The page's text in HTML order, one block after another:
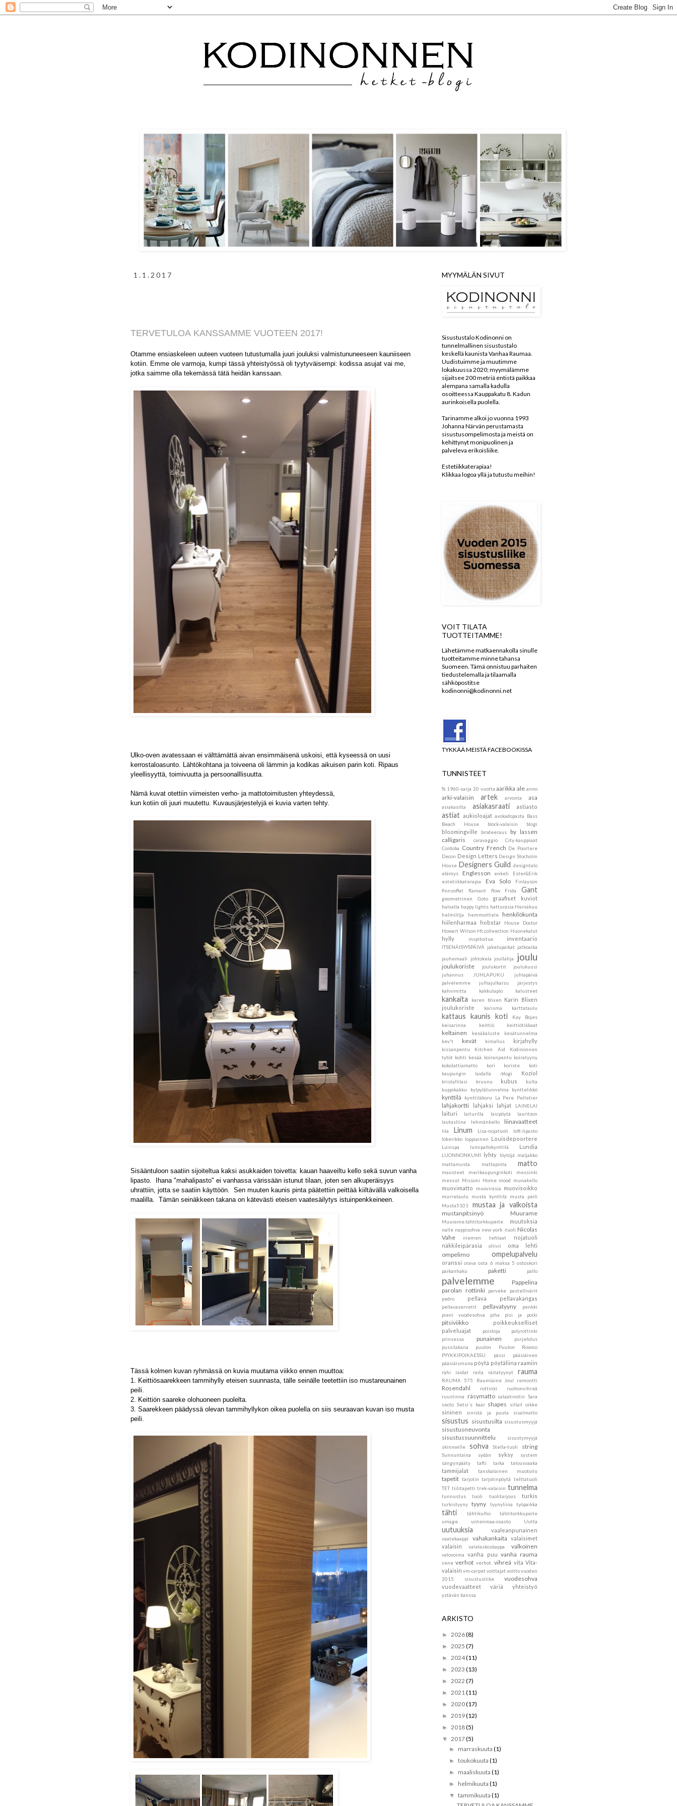
1.1.2017
TERVETULOA KANSSAMME VUOTEEN 2017!
Otamme ensiaskeleen uuteen vuoteen tutustumallajuuri jouluksi valmistununeeseen kauniiseen
kotiin. Emme ole varmoja, kumpi tässä yhteistyössä oli tyytyväisempi: kodissa asujat vai me,
jotka saimme olla tekemässä tätä heidän kanssaan.
Ulko-oven avatessaan ei välttämättä aivan ensimmäisenä uskoisi, että kyseessä on uusi
kerrostaloasunto. Lähtökohtana ja toiveena oli lämmin ja kodikas aikuisen parin koti. Ripaus
yleellisyyttä, toimivuutta ja persoonalllisuutta.
Nämä kuvat otettiin viimeisten verho- ja mattotoimitusten yhteydessä,
kun kotiin oli juuri muutettu. Kuvausjärjestelyjä ei kuvia varten tehty.
Sisääntuloon saatiin sijoiteltua kaksi asukkaiden toivetta: kauan haaveiltu kello sekä suvun vanha
lipasto. Ihana "mahalipasto" ei vanhassa värissään istunut tilaan, joten sen alkuperäisyys
uhrattiin, jotta se saatiin käyttöön. Sen muuten kaunis pinta päätettiin peittää kiiltävällä valkoisella
maalilla. Tämän seinäkkeen takana on kätevästi eteisen vaatesäilytys istuinpenkkeineen.
Tässä kolmen kuvan ryhmässä on kuvia muutama viikko ennen muuttoa:
1. Keittiösaarekkeen tammihylly eteisen suunnasta, tälle seinälle teetettiin iso mustareunainen
peili.
2. Keittiön saareke olohuoneen puolelta.
3. Saarekkeen päädyssä olevan tammihyllykon oikea puolella on siis seuraavan kuvan iso musta
peili.
MYYMÄLÄN SIVUT
Sisustustalo Kodinonni on
tunnelmallinen sisustustalo
keskellä kaunista Vanhaa Raumaa.
Uudistuimme ja muutimme
lokakuussa 2020; myymälämme
sijaitsee 200 metriä entistä paikkaa
alempana samalla kadulla
osoitteessa Kauppakatu 8. Kadun
aurinkoisella puolella.
Tarinamme alkoi jo vuonna 1993
Johanna Närvän perustamasta
sisustusompelimosta ja meistä on
kehittynyt monipuolinen ja
palveleva erikoisliike.
Estetiikkaterapiaa!
Klikkaa logoa yllä ja tutustu meihin!
VOIT TILATA
TUOTTEITAMME!
Lähetämme matkaennakolla sinulle
tuotteitamme minne tahansa
Suomeen. Tämä onnistuu parhaiten
tiedustelemalla ja tilaamalla
sähköpostitse
kodinonni@kodinonni.net
TYKKÄÄ MEISTÄ FACEBOOKISSA
TUNNISTEET
% 1960-sarja 20 vuotta aarikka ale anno
arki-valaisin artek arvonta asa
asiakasilta asiakasraati astiasto
astiat aukioloajat avokadopasta
Bass
Beach House
block-valaisin blogi
bloomingville brodeeraus
by lassen
calligaris
caravaggio
City-kauppiaat
Cordoba
Country French De Poortere
Decon Design Letters Design Stocholm
House Designers Guild designtalo
elämys
Englesson enkeli
Ester&Erik
estetiikkaterapia
Eva Solo
Finlayson
finnsoffat
flamant flow Frida Gant
geometrinen Goto graafiset kuviot
halvalla happy lights hatturasia Heinäkuu
helmililja
hemmoittele henkilökunta
hiilenharmaa hobstar
House Doctor
Howart Wilson Ht.colleection Huonekalut
hylly inspitoitua inventaario
ITSENÄISYYSPÄIVÄ jakelupaikat jatkoaika
jauhemaali johtokela joullahja joulu
joulukoriste joulukortit
joulukuusi
juhannus
JUHLAPUKU
juhlapäivä
palvelemme
julhajulkaisu
järjestys
kahvimitta
kakkulapio kalusteet
kankaita karen blixen
Karin Blixen
joulukoriste
karisma karttataulu
kattaus kaunis koti
Kay Bojes
keisarinna
keittiö keittiötikkaat
keltainen kesäkaluste
kesätunnelma
kev't
kevät kimallus kirjahylly
kissanpentu Kitchen Aid
Kodinonnen
tytöt kohti kesää. koiranpentu koiratyyny
kokolattiamatto
kori koriste
koti
kaupungin laidalla -blogi
Koziol
kristallilasi kruunu kubus
kulta
kuppikakku
kylpylätunnelma kynttelikkö
kynttilä kynttiläkoru La Pere Pelletier
lahjakortti lahjaksi lahjat LAINELAI
laituri laiturilla lasipöytä
lauritzon
lautasliina
lehmänkello liinavaatteet
lila Linum Lisa-nojatuoli
loft-lipasto
lokerikko loppiainen Louisdepoortere
Luinspa lumipallokynttilä Lundia
LUONNONKUMI lyhty löytöjä
maljakko
mattamusta
mattapinta matto
mausteet merikaupunginkoti
messinki
messut Missoni Home mood munakello
muovimatto muovirasia muovisoikko
murretaulu musta kynttilä
musta peili
Musta5101
mustaa ja valkoista
mustanpitsinyö Muurame
Muurame.tähtitorkkupeite muutoksia
nalle nappisohva new york -tuoli Nicolas
Vahe
niemen tehtaat
nojatuoli
näkkileipärasia
oliivii oma lehti
ompelimo ompelupalvelu
oranssi orava osta 6 maksa 5 ostoskori
paikanhaku
paketti pallo
palvelemme
Pappelina
parolan rottinki
parveke
pastellivärit
pedro
pellava pellavakangas
pellavaservetit pellavatyyny
penkki
pieni vuodesohva
piha pisi ja poiki
pitsiviikko
poikkeukselliset
palveluajat
poistoja
polyrottinki
prinsessa
punainen
purjehdus
pussilakana
puulon
Puulon Rowico
PYYKKIPOIKAESSU
pässi
pääsiäinen
pääsiäismuna pöytä pöytäliina raamiin
rahi raidat raita raitatyynyt rauma
RAUMA 575 Raumlaine Joul remontti
Rosendahl rottinki
ruohonvihreä
ruustinna
räsymatto salaatinotin
Sara
secto Setsi´s baar shapes sillail oikke
sininen sinistä ja puuta sisalmatto
sisustus sisustusilta sisustusmyyjä
sisustusneuvonta
sisustussuunnittelu
sisustymyyjä
skinnwille
sohva Stella-tuoli string
Sunnuntaina sydän syksy
system
sängynpääty
tafti taika talousvaaka
tammijalat tanskalainen muotoilu
tapetit tarjotin tarjotinpöytä
telttatuoli
TET tiilitapetti trek-valaisin tunnelma
tunnustus tuoli tuolitarjous turkis
turkistyyny tyyny tyynyliina työpaikka
tähti tähtikulho
tähtitorkkupeite
umage
untenmaa-osasto Uutta
uutuuksia vaaleanpunainen
vaatekaappi vahakankaita
valaisimet
valaisin
valelaskoskappa valkoinen
valovoima vanha puu vanha rauma
vene verhot verhot. vihreä vita Vita-
valaisin vm-carpetvoittajatvoittovuoden
2015 sisustusliike
vuodesohva
vuodevaatteet väriä yhteistyö
ystävän kanssa
ARKISTO
► 2026(8)
► 2025 (7)
► 2024(11)
► 2023 (13)
► 2022 (7)
► 2021(11)
► 2020(17)
► 2019(12)
► 2018(5)
▼ 2017(5)
► marraskuuta(1)
►toukokuuta(1)
► maaliskuuta(1)
► helmikuuta(1)
▼tammikuuta(1)